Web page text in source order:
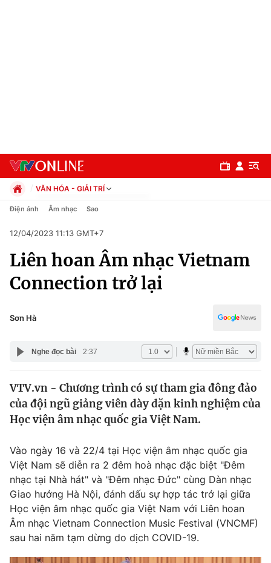
Chuyên mục
Chính trị
Pháp luật
Thế giới
Thế giới đó đây
Câu chuyện quốc tế
Kinh tế
Tài chính
Thị trường
Góc doanh nghiệp
Dữ liệu và đời sống
Truyền hình
Phim VTV
Giải trí
VĂN HÓA - GIẢI TRÍ
Chính trị
Pháp luật
Kinh tế
Thể thao
Truyền hình
Công nghệ
Điện ảnh Âm nhạc Sao
12/04/2023 11:13 GMT+7
Liên hoan Âm nhạc Vietnam
Connection trở lại
Sơn Hà
Nghe đọc bài 2:37
VTV.vn - Chương trình có sự tham gia đông đảo
của đội ngũ giảng viên dày dặn kinh nghiệm của
Học viện âm nhạc quốc gia Việt Nam.
Vào ngày 16 và 22/4 tại Học viện âm nhạc quốc gia
Việt Nam sẽ diễn ra 2 đêm hoà nhạc đặc biệt "Đêm
nhạc tại Nhà hát" và "Đêm nhạc Đức" cùng Dàn nhạc
Giao hưởng Hà Nội, đánh dấu sự hợp tác trở lại giữa
Học viện âm nhạc quốc gia Việt Nam với Liên hoan
Âm nhạc Vietnam Connection Music Festival (VNCMF)
sau hai năm tạm dừng do dịch COVID-19.